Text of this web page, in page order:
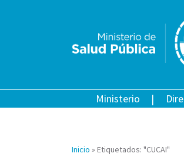
Ministerio
Inicio » Etiquetados: "CUCAI"